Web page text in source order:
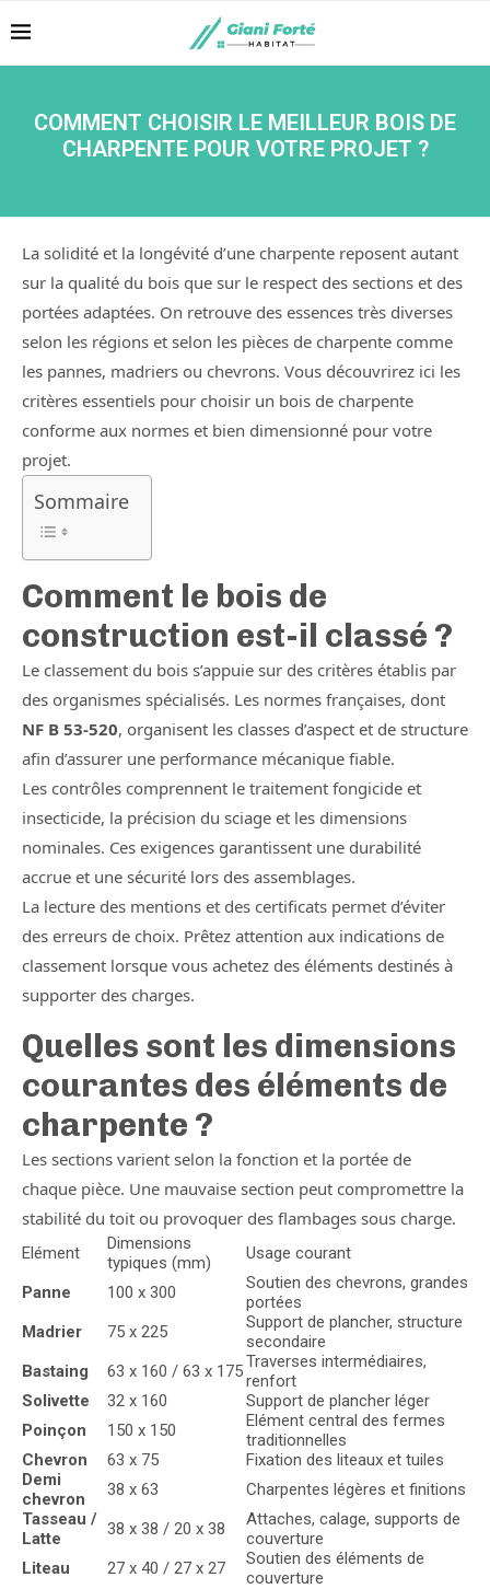
COMMENT CHOISIR LE MEILLEUR BOIS DE
CHARPENTE POUR VOTRE PROJET ?
La solidité et la longévité d’une charpente reposent autant
sur la qualité du bois que sur le respect des sections et des
portées adaptées. On retrouve des essences très diverses
selon les régions et selon les pièces de charpente comme
les pannes, madriers ou chevrons. Vous découvrirez ici les
critères essentiels pour choisir un bois de charpente
conforme aux normes et bien dimensionné pour votre
projet.
Sommaire
Comment le bois de
construction est-il classé ?
Le classement du bois s’appuie sur des critères établis par
des organismes spécialisés. Les normes françaises, dont
NF B 53-520, organisent les classes d’aspect et de structure
afin d’assurer une performance mécanique fiable.
Les contrôles comprennent le traitement fongicide et
insecticide, la précision du sciage et les dimensions
nominales. Ces exigences garantissent une durabilité
accrue et une sécurité lors des assemblages.
La lecture des mentions et des certificats permet d’éviter
des erreurs de choix. Prêtez attention aux indications de
classement lorsque vous achetez des éléments destinés à
supporter des charges.
Quelles sont les dimensions
courantes des éléments de
charpente ?
Les sections varient selon la fonction et la portée de
chaque pièce. Une mauvaise section peut compromettre la
stabilité du toit ou provoquer des flambages sous charge.
Elément
Dimensions
typiques (mm)
Usage courant
Panne
100 x 300
Soutien des chevrons, grandes
portées
Madrier
75 x 225
Support de plancher, structure
secondaire
Bastaing
63 x 160 / 63 x 175Traverses intermédiaires,
renfort
Solivette
32 x 160
Support de plancher léger
Poinçon
150 x 150
Elément central des fermes
traditionnelles
Chevron
63 x 75
Fixation des liteaux et tuiles
Demi
chevron
38 x 63
Charpentes légères et finitions
Tasseau /
Latte
38 x 38 / 20 x 38
Attaches, calage, supports de
couverture
Liteau
27 x 40 / 27 x 27
Soutien des éléments de
couverture